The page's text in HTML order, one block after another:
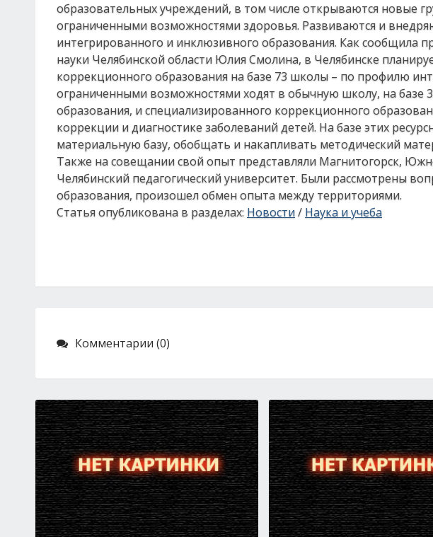
образовательных учреждений, в том числе открываются новые
ограниченными возможностями здоровья. Развиваются и
интегрированного и инклюзивного образования. Как сообщила
науки Челябинской области Юлия Смолина, в Челябинске
коррекционного образования на базе 73 школы – по профилю
ограниченными возможностями ходят в обычную школу, на
образования, и специализированного коррекционного
коррекции и диагностике заболеваний детей. На базе этих
материальную базу, обобщать и накапливать методический
Также на совещании свой опыт представляли Магнитогорск,
Челябинский педагогический университет. Были рассмотрены
образования, произошел обмен опыта между территориями.
Статья опубликована в разделах: Новости/ Наука и учеба
Комментарии (0)